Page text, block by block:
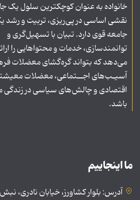
خانواده به عنوان کوچکترین سلول یک
نقشی اساسی در پی‌ریزی، تربیت و رشد
جامعه قوی دارد. تبیان با تسهیل‌گری و
توانمندسازی، خدمات و محتواهایی را
می‌دهد که بتواند گره‌گشای معضلات
آسیـب‌های اجــتماعی، معضلات
اقتصادی و چالش‌های سیاسی در زندگی
باشد.
ما اینجاییم
آدرس: بلوار کشاورز، خیابان نادری،